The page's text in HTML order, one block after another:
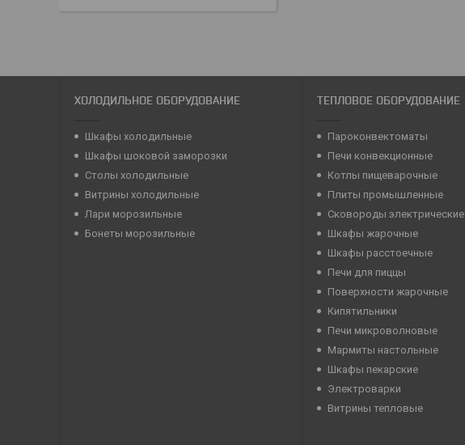
ХОЛОДИЛЬНОЕ ОБОРУДОВАНИЕ
Шкафы холодильные
Шкафы шоковой заморозки
Столы холодильные
Витрины холодильные
Лари морозильные
Бонеты морозильные
ТЕПЛОВОЕ ОБОРУДОВАНИЕ
Пароконвектоматы
Печи конвекционные
Котлы пищеварочные
Плиты промышленные
Сковороды электрические
Шкафы жарочные
Шкафы расстоечные
Печи для пиццы
Поверхности жарочные
Кипятильники
Печи микроволновые
Мармиты настольные
Шкафы пекарские
Электроварки
Витрины тепловые